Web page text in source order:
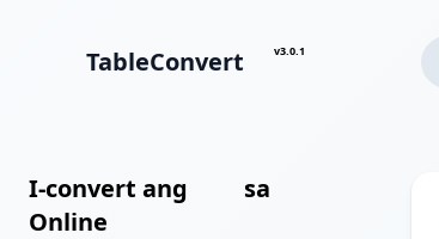
TableConvert v3.0.1
I-convert ang sa
Online